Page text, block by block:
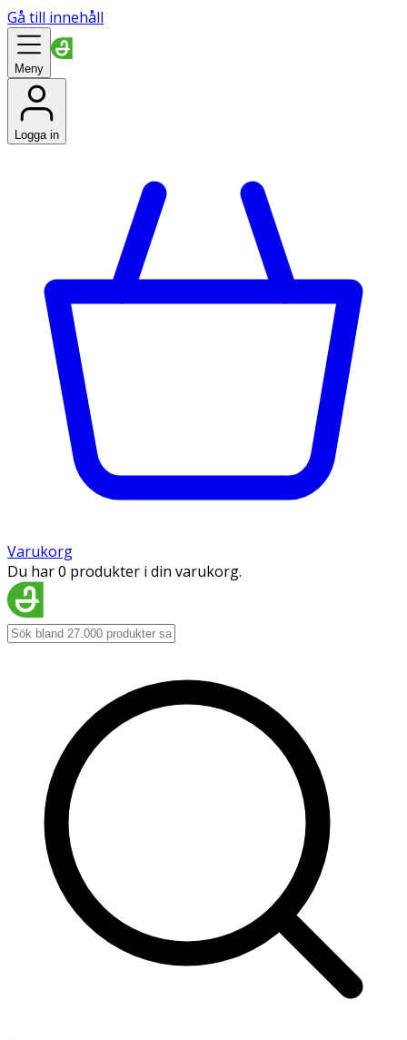
Gå till innehåll
Meny
Logga in
Varukorg
Du har 0 produkter i din varukorg.